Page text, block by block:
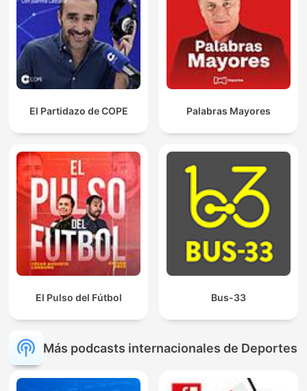
El Partidazo de COPE Palabras Mayores
El Pulso del Fútbol Bus-33
Más podcasts internacionales de Deportes